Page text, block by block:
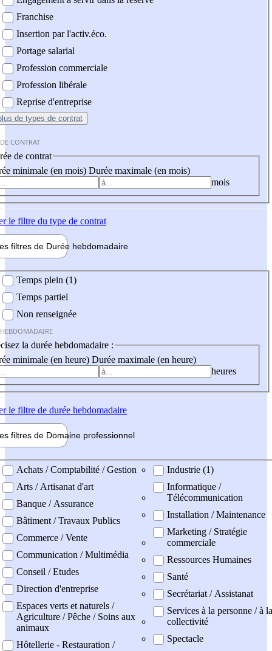
Franchise
Insertion par l'activ.éco.
Portage salarial
Profession commerciale
Profession libérale
Reprise d'entreprise
de types de contrat
CONTRAT
de contrat
minimale (en mois) Durée maximale (en mois)
mois
le filtre du type de contrat
filtres de Durée hebdomadaire
Temps plein (1)
Temps partiel
Non renseignée
la durée hebdomadaire :
minimale (en heure) Durée maximale (en heure)
heures
le filtre de durée hebdomadaire
filtres de Domaine professionnel
professionel
Achats / Comptabilité / Gestion
Arts / Artisanat d'art
Banque / Assurance
Bâtiment / Travaux Publics
Commerce / Vente
Communication / Multimédia
Conseil / Etudes
Direction d'entreprise
Espaces verts et naturels /
Agriculture / Pêche / Soins aux
animaux
Hôtellerie - Restauration /
Industrie (1)
Informatique /
Télécommunication
Installation / Maintenance
Marketing / Stratégie
commerciale
Ressources Humaines
Santé
Secrétariat / Assistanat
Services à la personne / à la
collectivité
Spectacle